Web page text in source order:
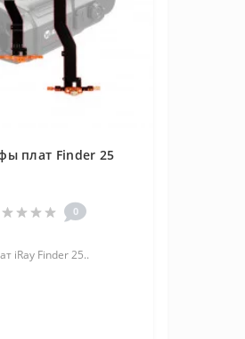
плат Finder 25
0
iRay Finder 25..